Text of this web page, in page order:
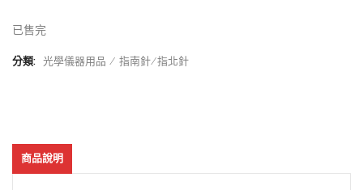
已售完
分類: 光學儀器用品 指南針/指北針
商品說明